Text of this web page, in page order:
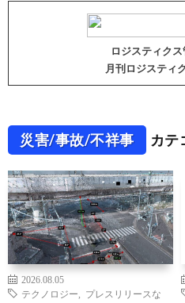
ロジスティク
月刊ロジスティ
災害/事故/不祥事 カテ
2026.08.05
テクノロジー
プレスリリースな